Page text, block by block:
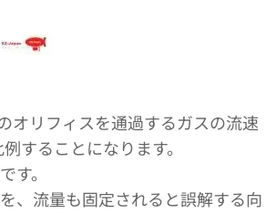
オリフィスを通過するガスの流速
することになります。
す。
、流量も固定されると誤解する向